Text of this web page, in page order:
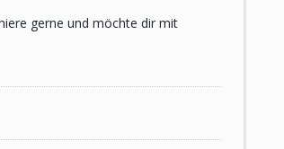
gerne und möchte dir mit